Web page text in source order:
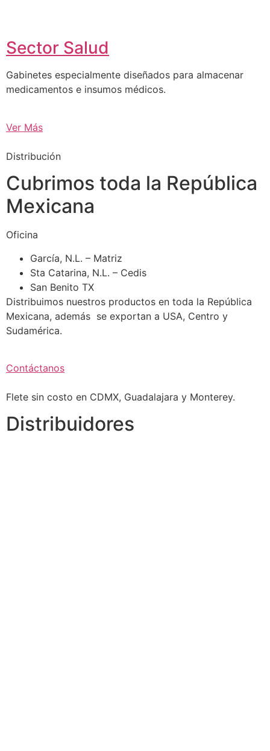
Sector Salud
Gabinetes especialmente diseñados para almacenar
medicamentos e insumos médicos.
Ver Más
Distribución
Cubrimos toda la República
Mexicana
Oficina
García, N.L. – Matriz
Sta Catarina, N.L. – Cedis
San Benito TX
Distribuimos nuestros productos en toda la República
Mexicana, además se exportan a USA, Centro y
Sudamérica.
Contáctanos
Flete sin costo en CDMX, Guadalajara y Monterey.
Distribuidores